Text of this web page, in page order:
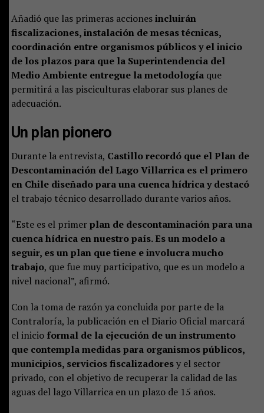
Añadió que las primeras accionesincluirán
fiscalizaciones, instalación de mesas técnicas,
coordinación entre organismos públicos y el inicio
de los plazos para que la Superintendencia del
Medio Ambiente entregue la metodología que
permitirá a las pisciculturas elaborar sus planes de
adecuación.
Un plan pionero
Durante la entrevista, Castillo recordó que el Plan de
Descontaminación del Lago Villarrica es el primero
en Chile diseñado para una cuenca hídrica y destacó
el trabajo técnico desarrollado durante varios años.
“Este es el primerplan de descontaminación para una
cuenca hídrica en nuestro país. Es un modelo a
seguir, es un plan que tiene e involucra mucho
trabajo, que fue muy participativo, que es un modelo a
nivel nacional”, afirmó.
Con la toma de razón ya concluida por parte de la
Contraloría, la publicación en el Diario Oficial marcará
el inicio formal de la ejecución de un instrumento
que contempla medidas para organismos públicos,
municipios, servicios fiscalizadoresy el sector
privado, con el objetivo de recuperar la calidad de las
aguas del lago Villarrica en un plazo de 15 años.